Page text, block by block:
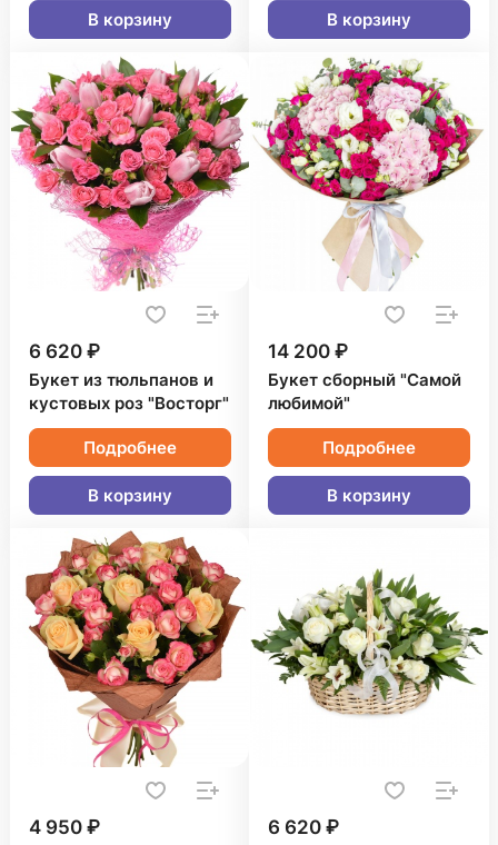
В корзину В корзину
6 620 ₽
Букет из тюльпанов и
кустовых роз "Восторг"
Подробнее
В корзину
14 200 ₽
Букет сборный "Самой
любимой"
Подробнее
В корзину
4 950 ₽ 6 620 ₽